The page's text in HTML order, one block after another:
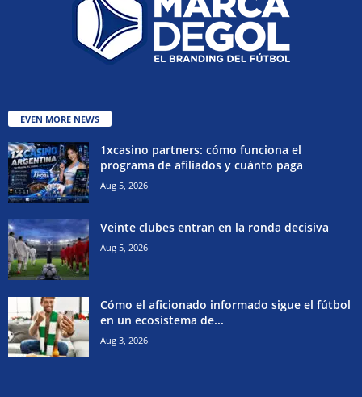
EVEN MORE NEWS
1xcasino partners: cómo funciona el
programa de afiliados y cuánto paga
Aug 5, 2026
Veinte clubes entran en la ronda decisiva
Aug 5, 2026
Cómo el aficionado informado sigue el fútbol
en un ecosistema de...
Aug 3, 2026